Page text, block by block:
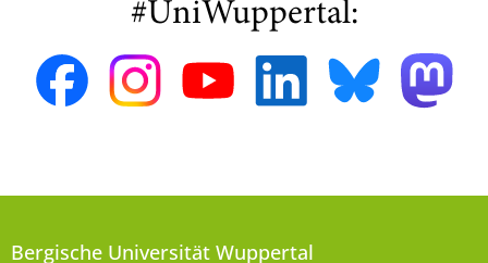
#UniWuppertal:
Bergische Universität Wuppertal